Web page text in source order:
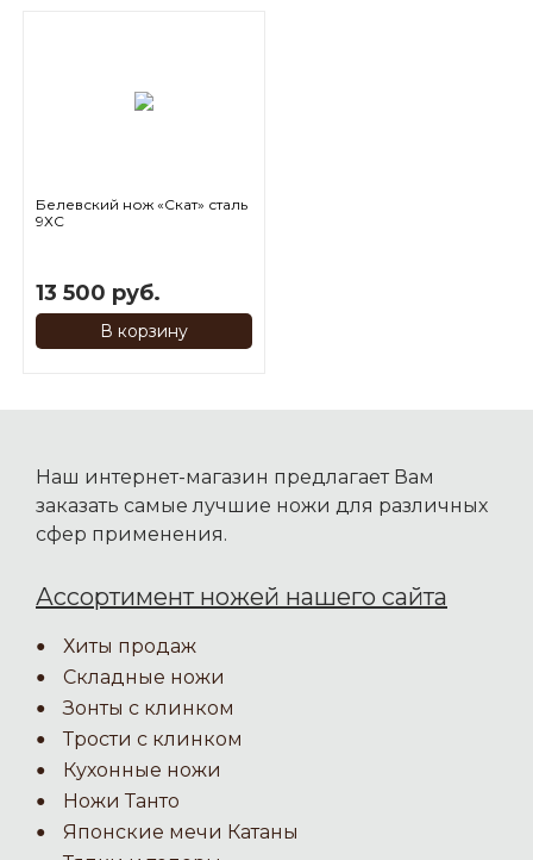
Белевский нож «Скат» сталь
9ХС
13 500 руб.
В корзину
Наш интернет-магазин предлагает Вам
заказать самые лучшие ножи для различных
сфер применения.
Ассортимент ножей нашего сайта
Хиты продаж
Складные ножи
Зонты с клинком
Трости с клинком
Кухонные ножи
Ножи Танто
Японские мечи Катаны